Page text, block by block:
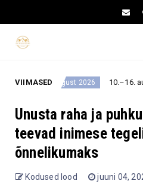
VIIMASED
august 2026 10.–16. augusti
Unusta raha ja
teevad inimese
õnnelikumaks
Kodused lood juuni 04,